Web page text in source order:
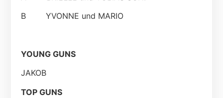
B YVONNE und MARIO
YOUNG GUNS
JAKOB
TOP GUNS